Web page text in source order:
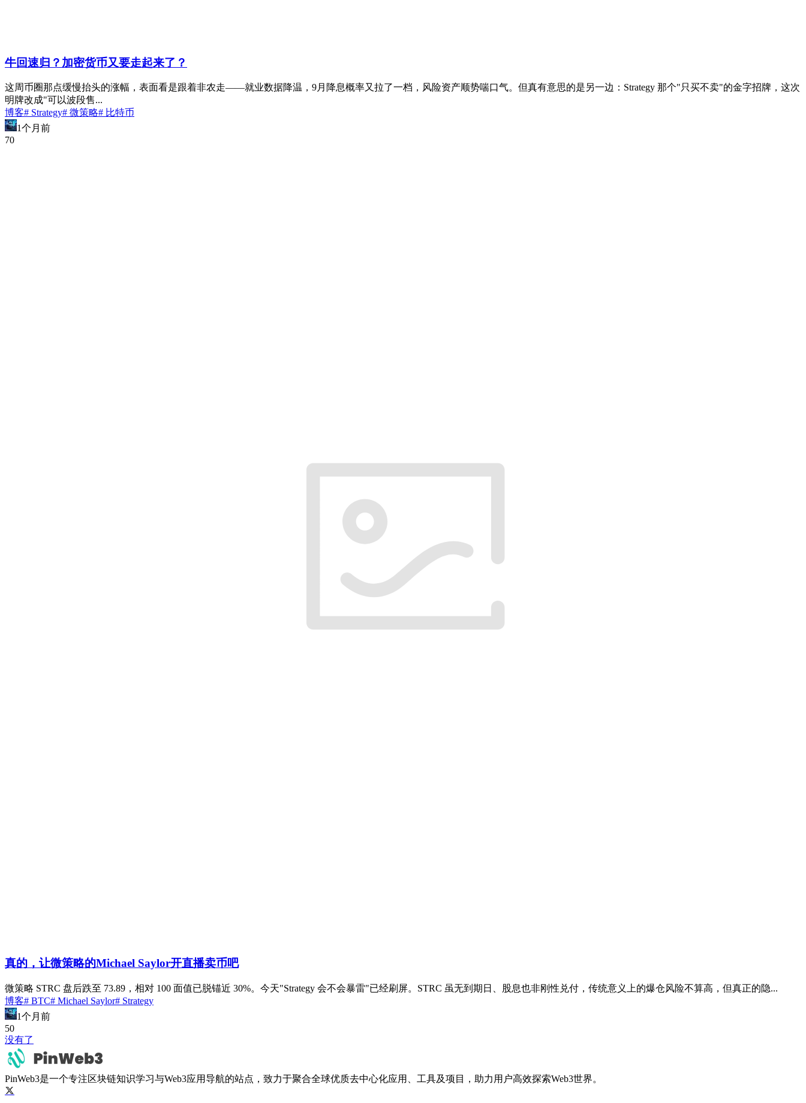
牛回速归？加密货币又要走起来了？
这周币圈那点缓慢抬头的涨幅，表面看是跟着非农走——就业数据降温，9月降息概率又拉了一档，风险资产顺势喘口气。但真有意思的是另一边：Strategy 那个"只买不卖"的金字招牌，这次
明牌改成"可以波段售...
博客# Strategy# 微策略# 比特币
1个月前
70
真的，让微策略的Michael Saylor开直播卖币吧
微策略 STRC 盘后跌至 73.89，相对 100 面值已脱锚近 30%。今天"Strategy 会不会暴雷"已经刷屏。STRC 虽无到期日、股息也非刚性兑付，传统意义上的爆仓风险不算高，但真正的隐...
博客# BTC# Michael Saylor# Strategy
1个月前
50
没有了
PinWeb3是一个专注区块链知识学习与Web3应用导航的站点，致力于聚合全球优质去中心化应用、工具及项目，助力用户高效探索Web3世界。